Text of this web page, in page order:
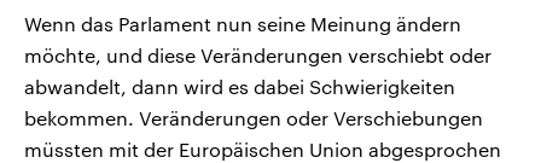
Wenn das Parlament nun seine Meinung ändern
möchte, und diese Veränderungen verschiebt oder
abwandelt, dann wird es dabei Schwierigkeiten
bekommen. Veränderungen oder Verschiebungen
müssten mit der Europäischen Union abgesprochen